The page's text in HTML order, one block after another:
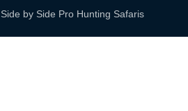
by Side Pro Hunting Safaris